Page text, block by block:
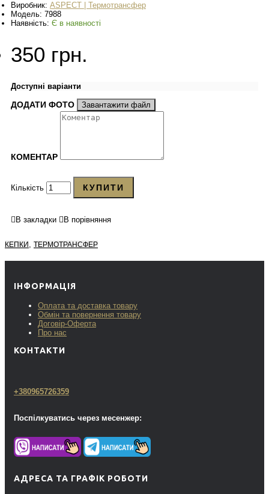
Виробник: ASPECT | Термотрансфер
Модель: 7988
Наявність: Є в наявності
350 грн.
Доступні варіанти
ДОДАТИ ФОТО Завантажити файл
КОМЕНТАР
Кількість КУПИТИ
В закладки В порівняння
КЕПКИ , ТЕРМОТРАНСФЕР
ІНФОРМАЦІЯ
Оплата та доставка товару
Обмін та повернення товару
Договір-Оферта
Про нас
КОНТАКТИ
+380965726359
Поспілкуватись через месенжер:
АДРЕСА ТА ГРАФІК РОБОТИ